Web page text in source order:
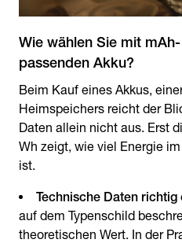
Wie wählen Sie mit
passenden Akku?
Beim Kauf eines Akkus,
Heimspeichers reicht der
Daten allein nicht aus. Erst
Wh zeigt, wie viel Energie
ist.
Technische Daten richtig
auf dem Typenschild
theoretischen Wert. In der